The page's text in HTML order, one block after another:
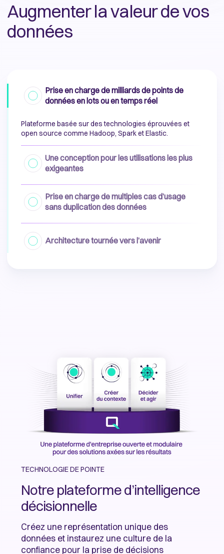
Augmenter la valeur de vos
données
Prise en charge de milliards de points de
données en lots ou en temps réel
Plateforme basée sur des technologies éprouvées et
open source comme Hadoop, Spark et Elastic.
Une conception pour les utilisations les plus
exigeantes
Prise en charge de multiples cas d’usage
sans duplication des données
Architecture tournée vers l’avenir
TECHNOLOGIE DE POINTE
Notre plateforme d’intelligence
décisionnelle
Créez une représentation unique des
données et instaurez une culture de la
confiance pour la prise de décisions